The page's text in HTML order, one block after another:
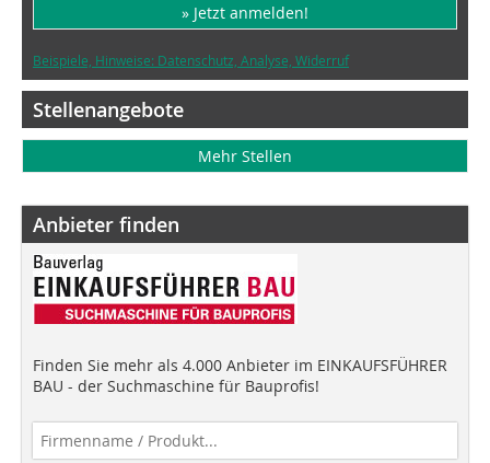
» Jetzt anmelden!
Beispiele, Hinweise: Datenschutz, Analyse, Widerruf
Stellenangebote
Mehr Stellen
Anbieter finden
Finden Sie mehr als 4.000 Anbieter im EINKAUFSFÜHRER
BAU - der Suchmaschine für Bauprofis!